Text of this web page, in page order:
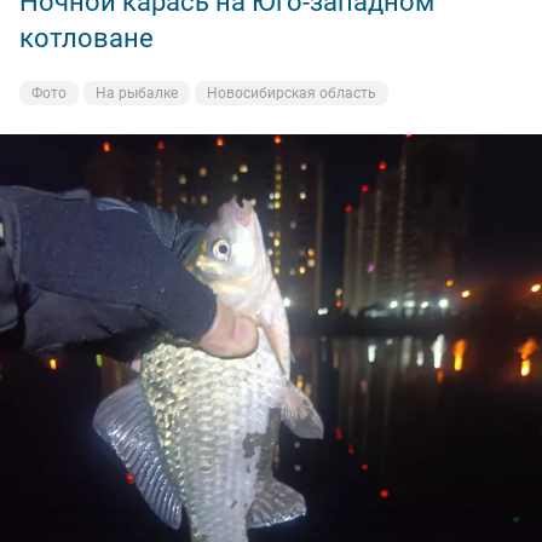
котловане
Фото На рыбалке Новосибирская область